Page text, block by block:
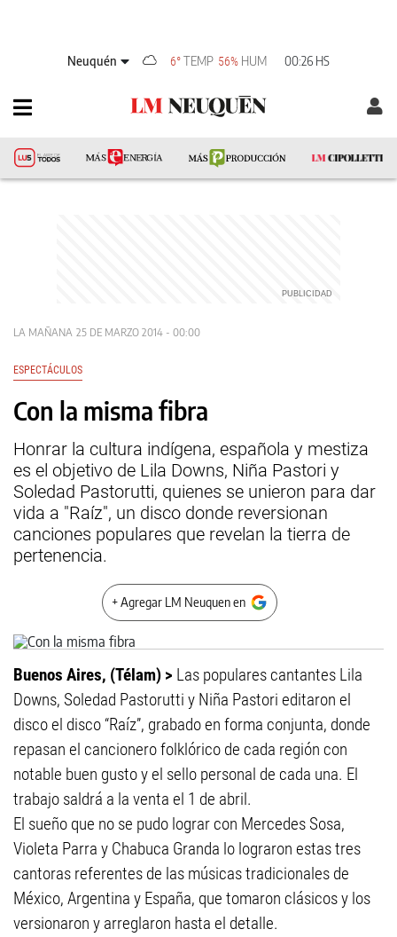
Neuquén 6°TEMP 56% HUM 00:26 HS
LA MAÑANA 25 DE MARZO 2014 - 00:00
ESPECTÁCULOS
Con la misma fibra
Honrar la cultura indígena, española y mestiza
es el objetivo de Lila Downs, Niña Pastori y
Soledad Pastorutti, quienes se unieron para dar
vida a "Raíz", un disco donde reversionan
canciones populares que revelan la tierra de
pertenencia.
+ Agregar LM Neuquen en
Buenos Aires, (Télam) > Las populares cantantes Lila
Downs, Soledad Pastorutti y Niña Pastori editaron el
disco el disco “Raíz”, grabado en forma conjunta, donde
repasan el cancionero folklórico de cada región con
notable buen gusto y el sello personal de cada una. El
trabajo saldrá a la venta el 1 de abril.
El sueño que no se pudo lograr con Mercedes Sosa,
Violeta Parra y Chabuca Granda lo lograron estas tres
cantoras referentes de las músicas tradicionales de
México, Argentina y España, que tomaron clásicos y los
versionaron y arreglaron hasta el detalle.